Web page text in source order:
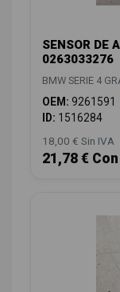
SENSOR DE
0263033276
BMW SERIE 4
OEM: 9261591
ID: 1516284
18,00 € Sin IVA
21,78 €